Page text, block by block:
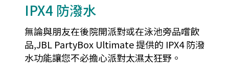
IPX4 防潑水
無論與朋友在後院開派對或在泳池旁品嚐飲
品,JBL PartyBox Ultimate 提供的 IPX4 防潑
水功能讓您不必擔心派對太濕太狂野。